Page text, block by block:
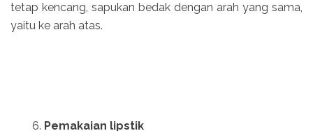
tetap kencang, sapukan bedak dengan arah yang sama,
yaitu ke arah atas.
Pemakaian lipstik